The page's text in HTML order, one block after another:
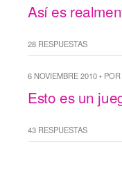
Así es
28 RESPUESTAS
6 NOVIEMBRE 2010 •
Esto es un
43 RESPUESTAS